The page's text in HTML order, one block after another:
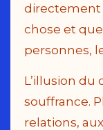
directement
chose et
personnes,
L’illusion du
souffrance.
relations,